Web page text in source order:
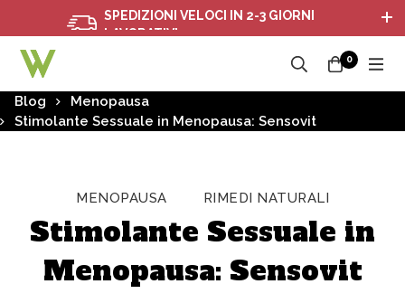
SPEDIZIONI VELOCI IN 2-3 GIORNI
LAVORATIVI
0
Blog
Menopausa
Stimolante Sessuale in Menopausa: Sensovit
MENOPAUSA RIMEDI NATURALI
Stimolante Sessuale in
Menopausa: Sensovit